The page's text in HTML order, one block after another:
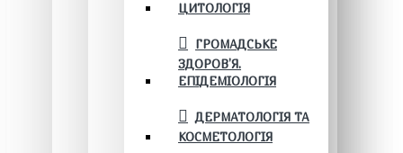
ЦИТОЛОГІЯ
ГРОМАДСЬКЕ
ЗДОРОВ’Я.
ЕПІДЕМІОЛОГІЯ
ДЕРМАТОЛОГІЯ ТА
КОСМЕТОЛОГІЯ